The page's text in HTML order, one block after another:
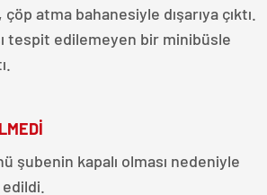
atma bahanesiyle dışarıya çıktı.
tespit edilemeyen bir minibüsle
şubenin kapalı olması nedeniyle